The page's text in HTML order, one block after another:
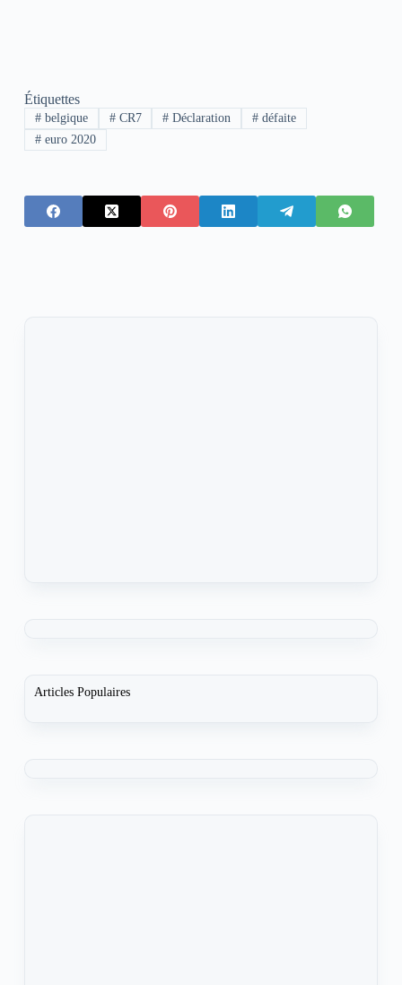
Étiquettes
#belgique #CR7 # Déclaration # défaite
#euro 2020
Articles Populaires